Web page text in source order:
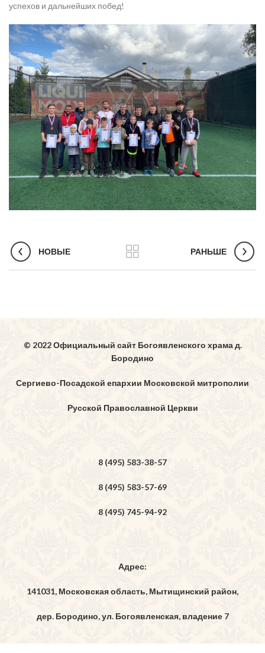
успехов и дальнейших побед!
НОВЫЕ РАНЬШЕ
© 2022 Официальный сайт Богоявленского храма д.
Бородино
Сергиево-Посадской епархии Московской митрополии
Русской Православной Церкви
8 (495) 583-38-57
8 (495) 583-57-69
8 (495) 745-94-92
Адрес:
141031, Московская область, Мытищинский район,
дер. Бородино, ул. Богоявленская, владение 7